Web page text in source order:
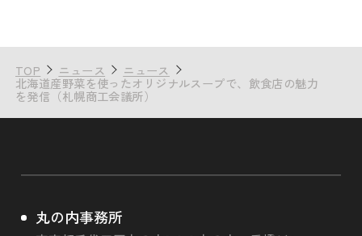
TOP ニュース ニュース
北海道産野菜を使ったオリジナルスープで、飲食店の魅力
を発信（札幌商工会議所）
丸の内事務所